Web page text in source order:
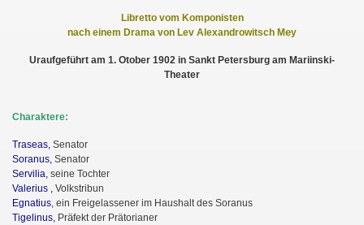
Libretto vom Komponisten
nach einem Drama von Lev Alexandrowitsch Mey
Uraufgeführt am 1. Otober 1902 in Sankt Petersburg am Mariinski-
Theater
Charaktere:
Traseas, Senator
Soranus, Senator
Servilia, seine Tochter
Valerius ,
Volkstribun
Egnatius , ein Freigelassener im Haushalt des Soranus
Tigelinus, Präfekt der Prätorianer